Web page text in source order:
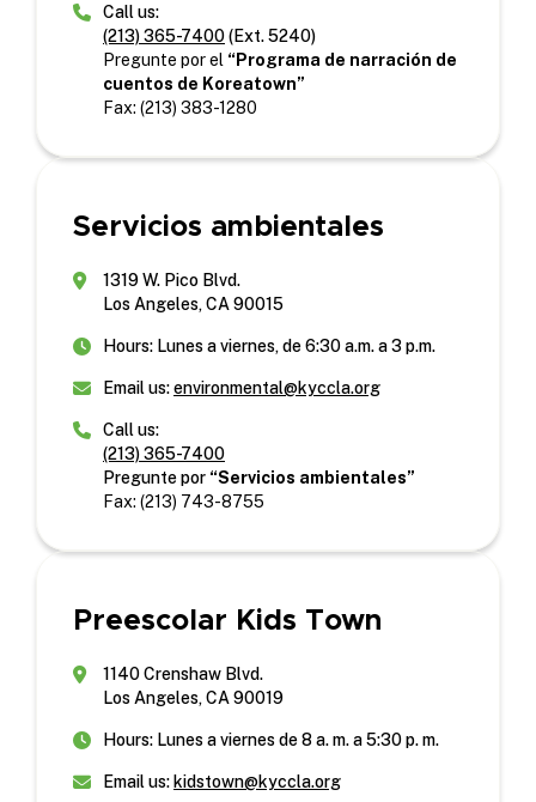
Call us:
(213) 365-7400(Ext. 5240)
Pregunte por el “Programa de narración de
cuentos de Koreatown”
Fax: (213) 383-1280
Servicios ambientales
1319 W. Pico Blvd.
Los Angeles, CA 90015
Hours: Lunes a viernes, de 6:30 a.m. a 3 p.m.
Email us:environmental@kyccla.org
Call us:
(213) 365-7400
Pregunte por “Servicios ambientales”
Fax: (213) 743-8755
Preescolar Kids Town
1140 Crenshaw Blvd.
Los Angeles, CA 90019
Hours: Lunes a viernes de 8 a. m. a 5:30 p. m.
Email us: kidstown@kyccla.org